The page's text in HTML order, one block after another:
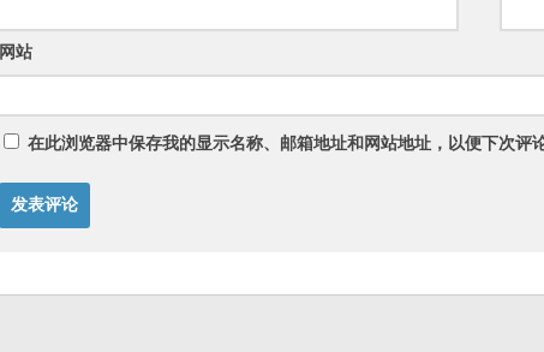
网站
在此浏览器中保存我的显示名称、邮箱地址和网站地址，以便下次评